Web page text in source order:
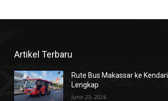
Artikel Terbaru
Rute Bus Makassar ke Kendari
Lengkap
June 23, 2026